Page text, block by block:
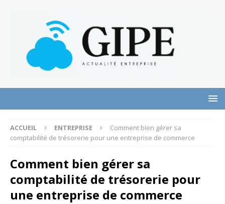
ACCUEIL ENTREPRISE
Comment bien gérer sa
comptabilité de trésorerie pour une entreprise de commerce
Comment bien gérer sa
comptabilité de trésorerie pour
une entreprise de commerce